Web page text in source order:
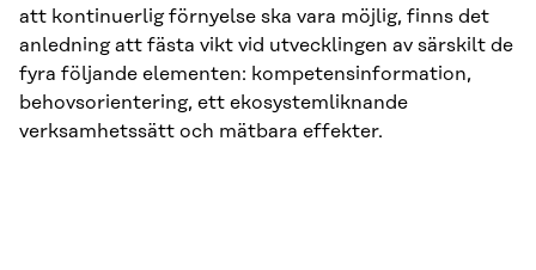
att kontinuerlig förnyelse ska vara möjlig, finns det
anledning att fästa vikt vid utvecklingen av särskilt de
fyra följande elementen: kompetensinformation,
behovsorientering, ett ekosystemliknande
verksamhetssätt och mätbara effekter.